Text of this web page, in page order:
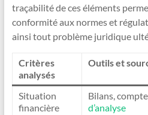
traçabilité de ces éléments
conformité aux normes et
ainsi tout problème juridique
Critères
analysés
Outils et
Situation
financière
Bilans,
d’analyse